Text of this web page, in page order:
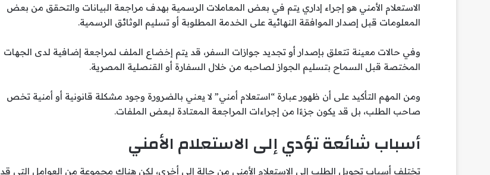
الاستعلام الأمني هو إجراء إداري يتم في بعض المعاملات الرسمية بهدف مراجعة البيانات والتحقق من بعض
المعلومات قبل إصدار الموافقة النهائية على الخدمة المطلوبة أو تسليم الوثائق الرسمية.
وفي حالات معينة تتعلق بإصدار أو تجديد جوازات السفر، قد يتم إخضاع الملف لمراجعة إضافية لدى الجهات
المختصة قبل السماح بتسليم الجواز لصاحبه من خلال السفارة أو القنصلية المصرية.
ومن المهم التأكيد على أن ظهور عبارة “استعلام أمني” لا يعني بالضرورة وجود مشكلة قانونية أو أمنية تخص
صاحب الطلب، بل قد يكون جزءًا من إجراءات المراجعة المعتادة لبعض الملفات.
أسباب شائعة تؤدي إلى الاستعلام الأمني
تختلف أسباب تحويل الطلب إلى الاستعلام الأمني من حالة إلى أخرى، لكن هناك مجموعة من العوامل التي قد